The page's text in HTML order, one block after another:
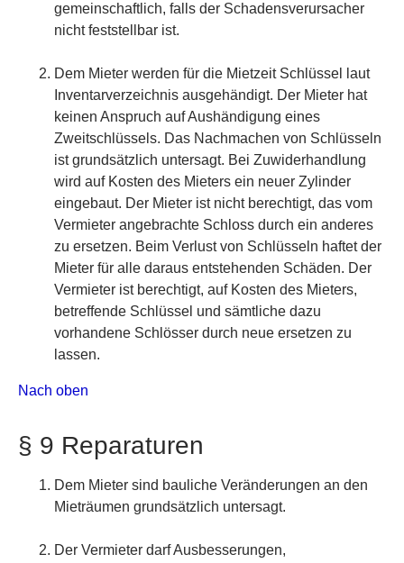
gemeinschaftlich, falls der Schadensverursacher
nicht feststellbar ist.
Dem Mieter werden für die Mietzeit Schlüssel laut
Inventarverzeichnis ausgehändigt. Der Mieter hat
keinen Anspruch auf Aushändigung eines
Zweitschlüssels. Das Nachmachen von Schlüsseln
ist grundsätzlich untersagt. Bei Zuwiderhandlung
wird auf Kosten des Mieters ein neuer Zylinder
eingebaut. Der Mieter ist nicht berechtigt, das vom
Vermieter angebrachte Schloss durch ein anderes
zu ersetzen. Beim Verlust von Schlüsseln haftet der
Mieter für alle daraus entstehenden Schäden. Der
Vermieter ist berechtigt, auf Kosten des Mieters,
betreffende Schlüssel und sämtliche dazu
vorhandene Schlösser durch neue ersetzen zu
lassen.
Nach oben
§ 9 Reparaturen
Dem Mieter sind bauliche Veränderungen an den
Mieträumen grundsätzlich untersagt.
Der Vermieter darf Ausbesserungen,